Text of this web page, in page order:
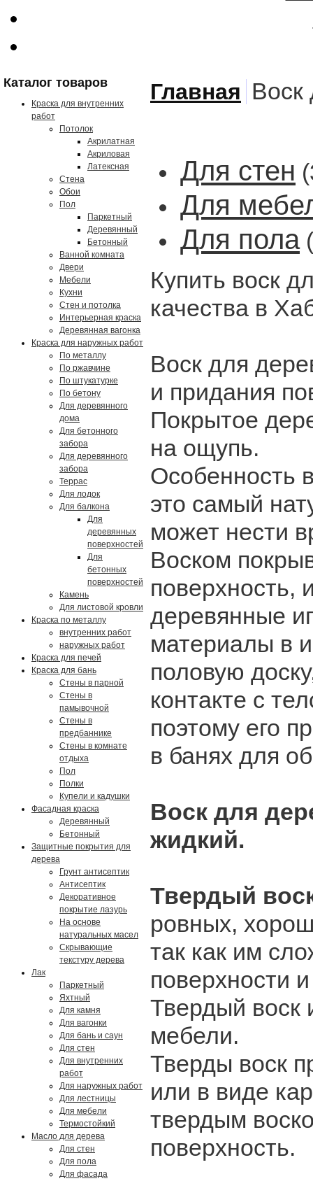
Каталог товаров
Краска для внутренних
работ
Потолок
Акрилатная
Акриловая
Латексная
Стена
Обои
Пол
Паркетный
Деревянный
Бетонный
Ванной комната
Двери
Мебели
Кухни
Стен и потолка
Интерьерная краска
Деревянная вагонка
Краска для наружных работ
По металлу
По ржавчине
По штукатурке
По бетону
Для деревянного
дома
Для бетонного
забора
Для деревянного
забора
Террас
Для лодок
Для балкона
Для
деревянных
поверхностей
Для
бетонных
поверхностей
Камень
Для листовой кровли
Краска по металлу
внутренних работ
наружных работ
Краска для печей
Краска для бань
Стены в парной
Стены в
памывочной
Стены в
предбаннике
Стены в комнате
отдыха
Пол
Полки
Купели и кадушки
Фасадная краска
Деревянный
Бетонный
Защитные покрытия для
дерева
Грунт антисептик
Антисептик
Декоративное
покрытие лазурь
На основе
натуральных масел
Скрывающие
текстуру дерева
Лак
Паркетный
Яхтный
Для камня
Для вагонки
Для бань и саун
Для стен
Для внутренних
работ
Для наружных работ
Для лестницы
Для мебели
Термостойкий
Масло для дерева
Для стен
Для пола
Для фасада
Главная Воск
Для стен
Для
Для пола
Купить воск
качества в
Воск для
и придания
Покрытое
на ощупь.
Особенность
это самый
может нести
Воском
поверхность,
деревянные
материалы в
половую
контакте с
поэтому его
в банях для
Воск для
жидкий.
Твердый
ровных,
так как им
поверхности
Твердый воск
мебели.
Тверды воск
или в виде
твердым
поверхность.